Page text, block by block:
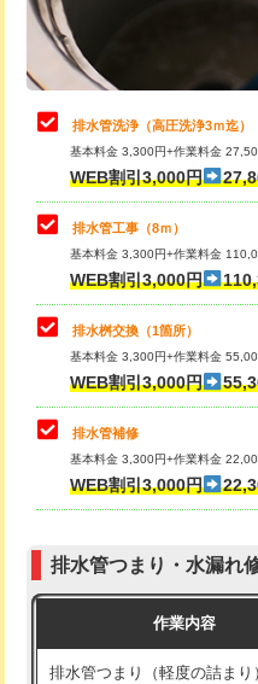
業）
排水管工事（排水管工事/3ｍ
排水管工事（追加 排水管工
え）
マス交換（土の掘削・埋め
マス交換（深さ50㎝未満）
マス交換（深さ50㎝以上）
コンクリート斫り（厚さ10㎝
コンクリート斫り（厚さ10
モルタル補修（厚さ10㎝まで
モルタル補修（厚さ10㎝超
追加人工
止水・漏水調査・防水処理・
理・調整・分解・加工など（
止水・漏水調査・防水処理
理・調整・分解・加工など（
止水・漏水調査・防水処理
理・調整・分解・加工など
その他部品の脱着
交換・取付（タンク）
交換・取付(単水栓（壁付・デ
式）)
交換・取付(混合水栓（壁付
式・ワンホール）)
交換・取付(排水栓・排水ト
交換・取付（その他部品）
持込商品取付（単水栓）
持込商品取付（混合水栓）
排水管洗浄（高圧洗浄3ｍ迄）
基本料金 3,300円+作業料金
WEB割引3,000円
排水管工事（8ｍ）
基本料金 3,300円+作業料金
WEB割引3,000円
排水桝交換（1箇所）
基本料金 3,300円+作業料金
WEB割引3,000円
排水管補修
基本料金 3,300円+作業料金
WEB割引3,000円
排水管つまり・水漏れ
作業内容
排水管つまり（軽度の詰まり